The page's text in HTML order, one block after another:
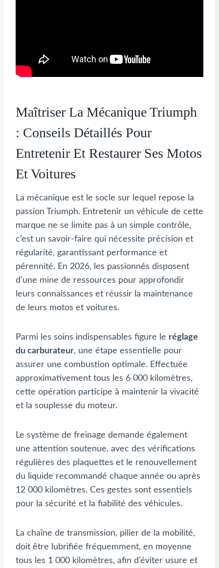
Maîtriser La Mécanique Triumph
: Conseils Détaillés Pour
Entretenir Et Restaurer Ses Motos
Et Voitures
La mécanique est le socle sur lequel repose la
passion Triumph. Entretenir un véhicule de cette
marque ne se limite pas à un simple contrôle,
c’est un savoir-faire qui nécessite précision et
régularité, garantissant performance et
pérennité. En 2026, les passionnés disposent
d’une mine de ressources pour approfondir
leurs connaissances et réussir la maintenance
de leurs motos et voitures.
Parmi les soins indispensables figure le réglage
du carburateur, une étape essentielle pour
assurer une combustion optimale. Effectuée
approximativement tous les 6 000 kilomètres,
cette opération participe à maintenir la vivacité
et la souplesse du moteur.
Le système de freinage demande également
une attention soutenue, avec des vérifications
régulières des plaquettes et le renouvellement
du liquide recommandé chaque année ou après
12 000 kilomètres. Ces gestes sont essentiels
pour la sécurité et la fiabilité des véhicules.
La chaîne de transmission, pilier de la mobilité,
doit être lubrifiée fréquemment, en moyenne
tous les 1 000 kilomètres, afin d’éviter usure et